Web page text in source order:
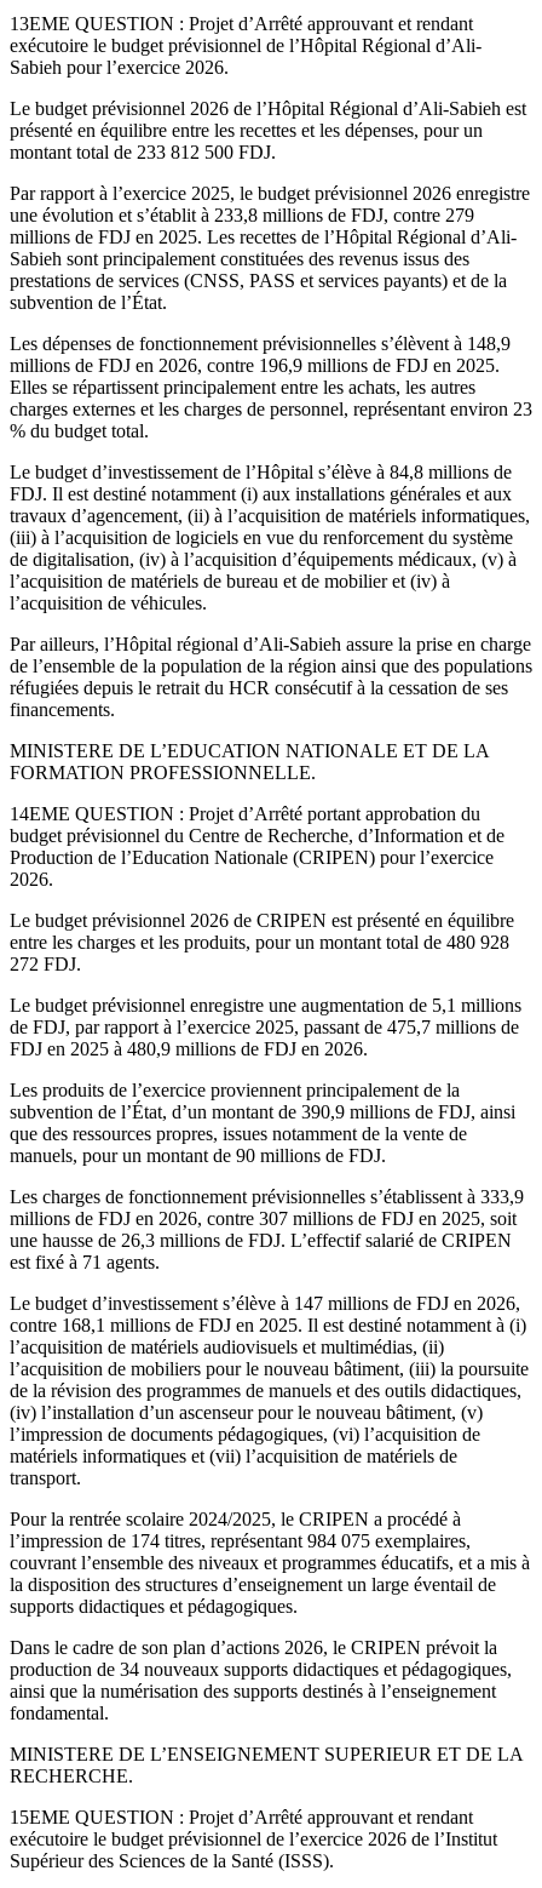
13EME QUESTION : Projet d’Arrêté approuvant et rendant
exécutoire le budget prévisionnel de l’Hôpital Régional d’Ali-
Sabieh pour l’exercice 2026.
Le budget prévisionnel 2026 de l’Hôpital Régional d’Ali-Sabieh est
présenté en équilibre entre les recettes et les dépenses, pour un
montant total de 233 812 500 FDJ.
Par rapport à l’exercice 2025, le budget prévisionnel 2026 enregistre
une évolution et s’établit à 233,8 millions de FDJ, contre 279
millions de FDJ en 2025. Les recettes de l’Hôpital Régional d’Ali-
Sabieh sont principalement constituées des revenus issus des
prestations de services (CNSS, PASS et services payants) et de la
subvention de l’État.
Les dépenses de fonctionnement prévisionnelles s’élèvent à 148,9
millions de FDJ en 2026, contre 196,9 millions de FDJ en 2025.
Elles se répartissent principalement entre les achats, les autres
charges externes et les charges de personnel, représentant environ 23
% du budget total.
Le budget d’investissement de l’Hôpital s’élève à 84,8 millions de
FDJ. Il est destiné notamment (i) aux installations générales et aux
travaux d’agencement, (ii) à l’acquisition de matériels informatiques,
(iii) à l’acquisition de logiciels en vue du renforcement du système
de digitalisation, (iv) à l’acquisition d’équipements médicaux, (v) à
l’acquisition de matériels de bureau et de mobilier et (iv) à
l’acquisition de véhicules.
Par ailleurs, l’Hôpital régional d’Ali-Sabieh assure la prise en charge
de l’ensemble de la population de la région ainsi que des populations
réfugiées depuis le retrait du HCR consécutif à la cessation de ses
financements.
MINISTERE DE L’EDUCATION NATIONALE ET DE LA
FORMATION PROFESSIONNELLE.
14EME QUESTION : Projet d’Arrêté portant approbation du
budget prévisionnel du Centre de Recherche, d’Information et de
Production de l’Education Nationale (CRIPEN) pour l’exercice
2026.
Le budget prévisionnel 2026 de CRIPEN est présenté en équilibre
entre les charges et les produits, pour un montant total de 480 928
272 FDJ.
Le budget prévisionnel enregistre une augmentation de 5,1 millions
de FDJ, par rapport à l’exercice 2025, passant de 475,7 millions de
FDJ en 2025 à 480,9 millions de FDJ en 2026.
Les produits de l’exercice proviennent principalement de la
subvention de l’État, d’un montant de 390,9 millions de FDJ, ainsi
que des ressources propres, issues notamment de la vente de
manuels, pour un montant de 90 millions de FDJ.
Les charges de fonctionnement prévisionnelles s’établissent à 333,9
millions de FDJ en 2026, contre 307 millions de FDJ en 2025, soit
une hausse de 26,3 millions de FDJ. L’effectif salarié de CRIPEN
est fixé à 71 agents.
Le budget d’investissement s’élève à 147 millions de FDJ en 2026,
contre 168,1 millions de FDJ en 2025. Il est destiné notamment à (i)
l’acquisition de matériels audiovisuels et multimédias, (ii)
l’acquisition de mobiliers pour le nouveau bâtiment, (iii) la poursuite
de la révision des programmes de manuels et des outils didactiques,
(iv) l’installation d’un ascenseur pour le nouveau bâtiment, (v)
l’impression de documents pédagogiques, (vi) l’acquisition de
matériels informatiques et (vii) l’acquisition de matériels de
transport.
Pour la rentrée scolaire 2024/2025, le CRIPEN a procédé à
l’impression de 174 titres, représentant 984 075 exemplaires,
couvrant l’ensemble des niveaux et programmes éducatifs, et a mis à
la disposition des structures d’enseignement un large éventail de
supports didactiques et pédagogiques.
Dans le cadre de son plan d’actions 2026, le CRIPEN prévoit la
production de 34 nouveaux supports didactiques et pédagogiques,
ainsi que la numérisation des supports destinés à l’enseignement
fondamental.
MINISTERE DE L’ENSEIGNEMENT SUPERIEUR ET DE LA
RECHERCHE.
15EME QUESTION : Projet d’Arrêté approuvant et rendant
exécutoire le budget prévisionnel de l’exercice 2026 de l’Institut
Supérieur des Sciences de la Santé (ISSS).